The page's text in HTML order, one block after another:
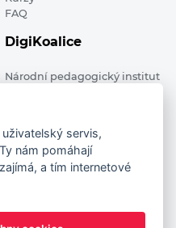
FAQ
DigiKoalice
Národní pedagogický institut
rights reserved
from the European
Executive Agency (now
servis,
nám pomáhají
a tím internetové